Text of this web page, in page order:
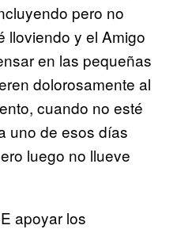
pero no
lloviendo y el Amigo
en las pequeñas
dolorosamente al
cuando no esté
uno de esos días
luego no llueve
apoyar los